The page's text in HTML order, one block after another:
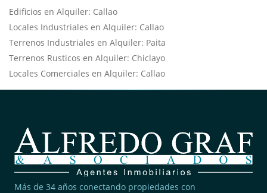
Edificios en Alquiler: Callao
Locales Industriales en Alquiler: Callao
Terrenos Industriales en Alquiler: Paita
Terrenos Rusticos en Alquiler: Chiclayo
Locales Comerciales en Alquiler: Callao
Más de 34 años conectando propiedades con